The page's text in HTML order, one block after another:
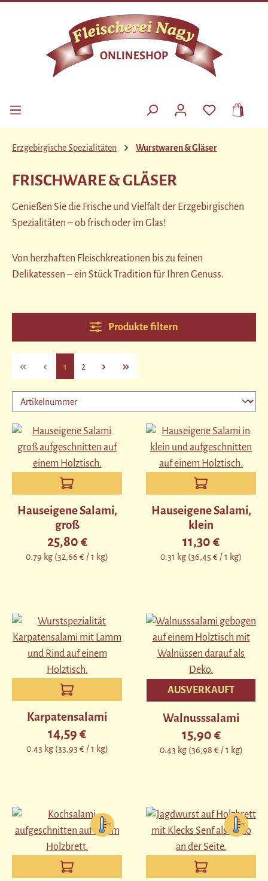
Zum Hauptinhalt springen
DU HAST 0
Erzgebirgische Spezialitäten Wurstwaren & Gläser
FRISCHWARE & GLÄSER
Genießen Sie die Frische und Vielfalt der Erzgebirgischen
Spezialitäten – ob frisch oder im Glas!
Von herzhaften Fleischkreationen bis zu feinen
Delikatessen – ein Stück Tradition für Ihren Genuss.
Produkte filtern
Seite
1 Seite
2
Hauseigene Salami,
groß
Regulärer Preis:
25,80 €
0.79 kg (32,66 € / 1 kg)
Hauseigene Salami,
klein
Regulärer Preis:
11,30 €
0.31 kg (36,45 € / 1 kg)
Karpatensalami
Regulärer Preis:
14,59 €
0.43 kg (33,93 € / 1 kg)
AUSVERKAUFT
Walnusssalami
Regulärer Preis:
15,90 €
0.43 kg (36,98 € / 1 kg)